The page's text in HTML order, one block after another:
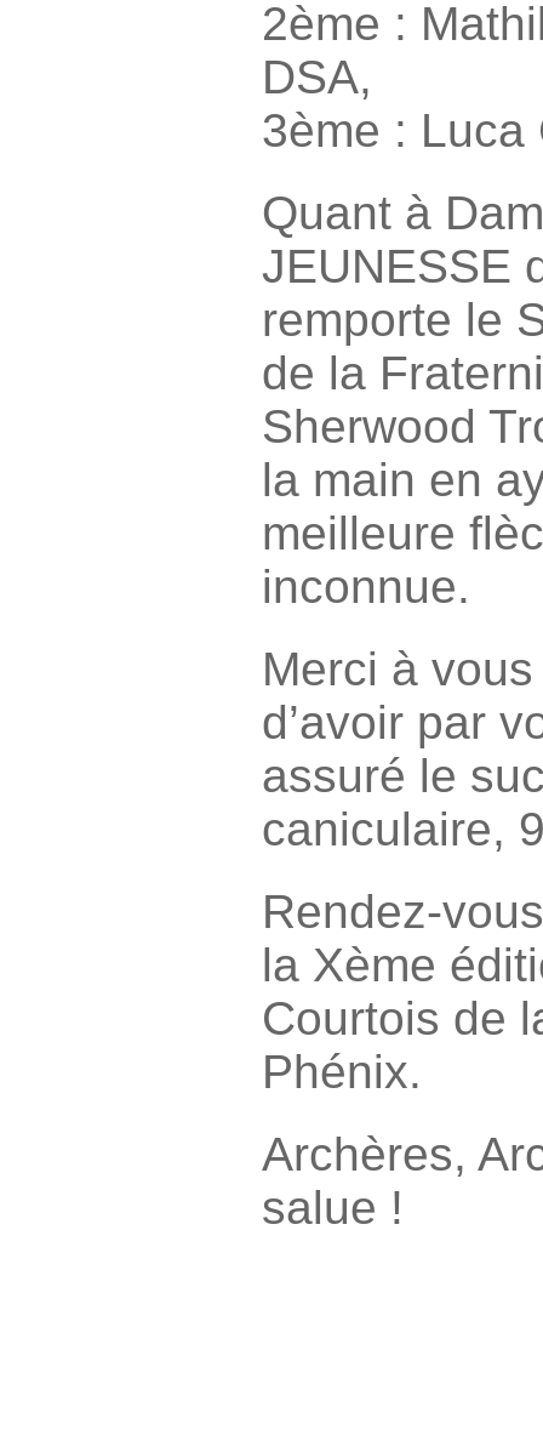
2ème :
DSA,
3ème : Luca
Quant à
JEUNESSE
remporte le
de la
Sherwood
la main en
meilleure
inconnue.
Merci à
d’avoir par
assuré le
caniculaire,
Rendez-
la Xème
Courtois de
Phénix.
Archères,
salue !